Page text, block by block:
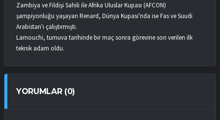
Zambiya ve Fildişi Sahili ile Afrika Uluslar Kupası (AFCON)
şampiyonluğu yaşayan Renard, Dünya Kupası'nda ise Fas ve Suudi
Arabistan'ı çalıştırmıştı.
Lamouchi, turnuva tarihinde bir maç sonra görevine son verilen ilk
teknik adam oldu.
YORUMLAR (0)